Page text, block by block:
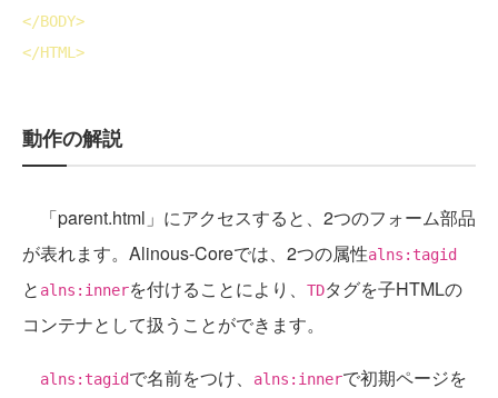
</BODY>
</HTML >
動作の解説
「parent.html」にアクセスすると、2つのフォーム部品
が表れます。Alinous-Coreでは、2つの属性alns:tagid
と alns:innerを付けることにより、 TDタグを子HTMLの
コンテナとして扱うことができます。
alns:tagidで名前をつけ、 alns:innerで初期ページを